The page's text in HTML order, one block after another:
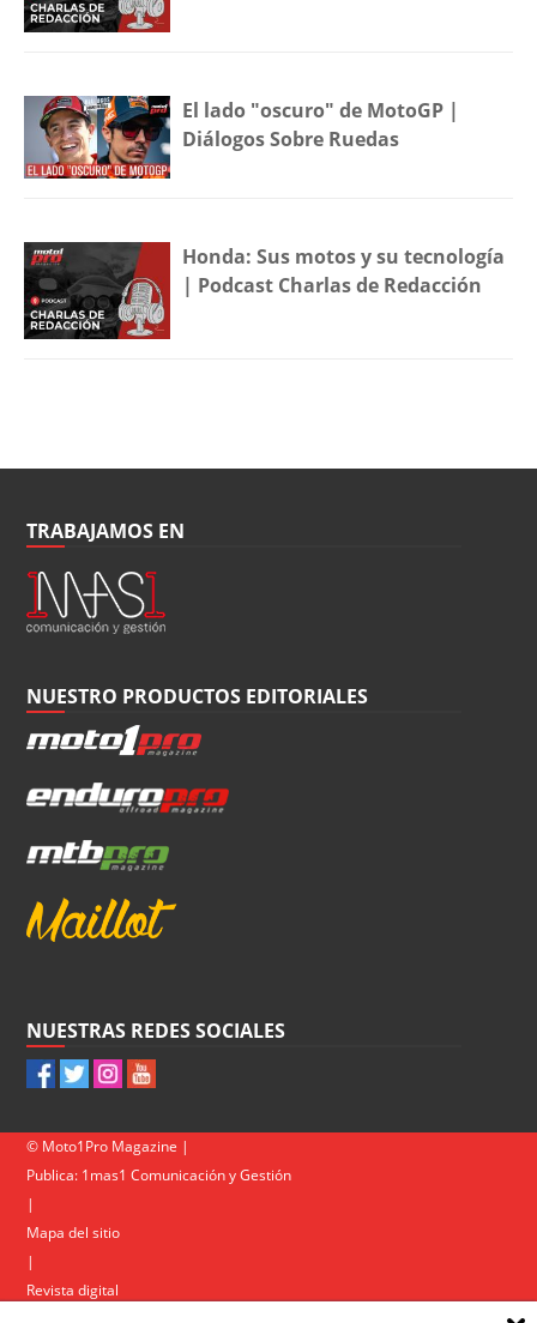
El lado "oscuro" de MotoGP |
Diálogos Sobre Ruedas
Honda: Sus motos y su tecnología
| Podcast Charlas de Redacción
TRABAJAMOS EN
NUESTRO PRODUCTOS EDITORIALES
NUESTRAS REDES SOCIALES
© Moto1Pro Magazine |
Publica: 1mas1 Comunicación y Gestión
|
Mapa del sitio
|
Revista digital